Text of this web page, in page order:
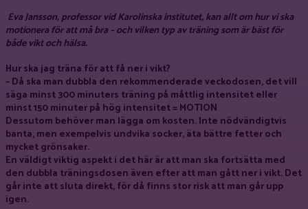
Eva Jansson, professor vid Karolinska institutet, kan allt om hur vi ska
motionera för att må bra – och vilken typ av träning som är bäst för
både vikt och hälsa.
Hur ska jag träna för att få ner i vikt?
– Då ska man dubbla den rekommenderade veckodosen, det vill
säga minst 300 minuters träning på måttlig intensitet eller
minst 150 minuter på hög intensitet =MOTION
Dessutom behöver man lägga om kosten. Inte nödvändigtvis
banta, men exempelvis undvika socker, äta bättre fetter och
mycket grönsaker.
En väldigt viktig aspekt i det här är attman ska fortsätta med
den dubbla träningsdosen även efter att man gått ner i vikt. Det
går inte att sluta direkt, för då finns stor risk att man går upp
igen.